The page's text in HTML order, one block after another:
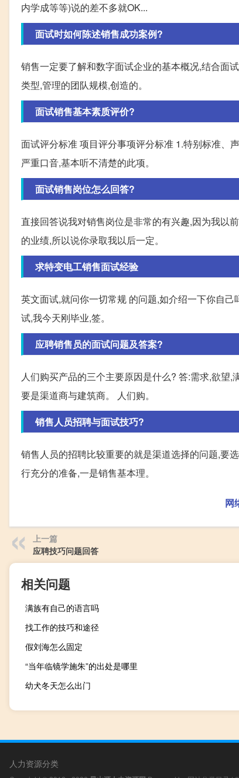
内学成等等)说的差不多就OK...
面试时如何陈述销售成功案例?
销售一定要了解和数字面试企业的基本概况,结合面
类型,管理的团队规模,创造的。
面试销售基本素质评价?
面试评分标准 项目评分事项评分标准 1.特别标准、
严重口音,基本听不清楚的此项。
面试销售岗位怎么回答?
直接回答说我对销售岗位是非常的有兴趣,因为我以
的业绩,所以说你录取我以后一定。
求特变电工销售面试经验
英文面试,就问你一切常规 的问题,如介绍一下你自
试,我今天刚毕业,签。
应聘销售员的面试问题及答案?
人们购买产品的三个主要原因是什么? 答:需求,欲望
要是渠道商与建筑商。 人们购。
销售人员招聘与面试技巧?
销售人员的招聘比较重要的就是渠道选择的问题,要
行充分的准备,一是销售基本理。
网
上一篇
应聘技巧问题回答
相关问题
满族有自己的语言吗
找工作的技巧和途径
假刘海怎么固定
“当年临镜学施朱”的出处是哪里
幼犬冬天怎么出门
人力资源分类